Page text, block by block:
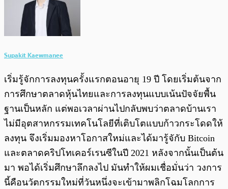
Supakit Kaewmanee
เริ่มรู้จักการลงทุนครั้งแรกตอนอายุ 19 ปี โดยเริ่มต้นจาก
การศึกษาตลาดหุ้นไทยและการลงทุนแบบเน้นปัจจัยพื้น
ฐานเป็นหลัก แต่พอเวลาผ่านไปกลับพบว่าตลาดบ้านเรา
ไม่มีอุตสาหกรรมเทคโนโลยีที่เติบโตแบบก้าวกระโดดให้
ลงทุน จึงเริ่มมองหาโอกาสใหม่และได้มารู้จักับ Bitcoin
และตลาดคริปโทเคอร์เรนซีในปี 2021 หลังจากนั้นเป็นต้น
มา พอได้เริ่มศึกษาลึกลงไป มันทำให้ผมเชื่อมั่นว่า วงการ
นี้คือนวัตกรรมใหม่ที่วันหนึ่งจะเข้ามาพลิกโฉมโลกการ